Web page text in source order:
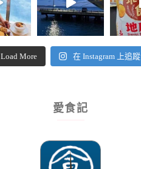
Load More 在 Instagram 上追蹤
愛食記